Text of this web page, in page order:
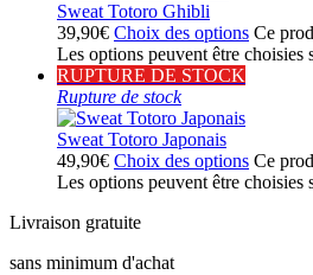
Sweat Totoro Ghibli
39,90€ Choix des options Ce
Les options peuvent être choisies
RUPTURE DE STOCK
Rupture de stock
Sweat Totoro Japonais
49,90€ Choix des options Ce
Les options peuvent être choisies
Livraison gratuite
sans minimum d'achat